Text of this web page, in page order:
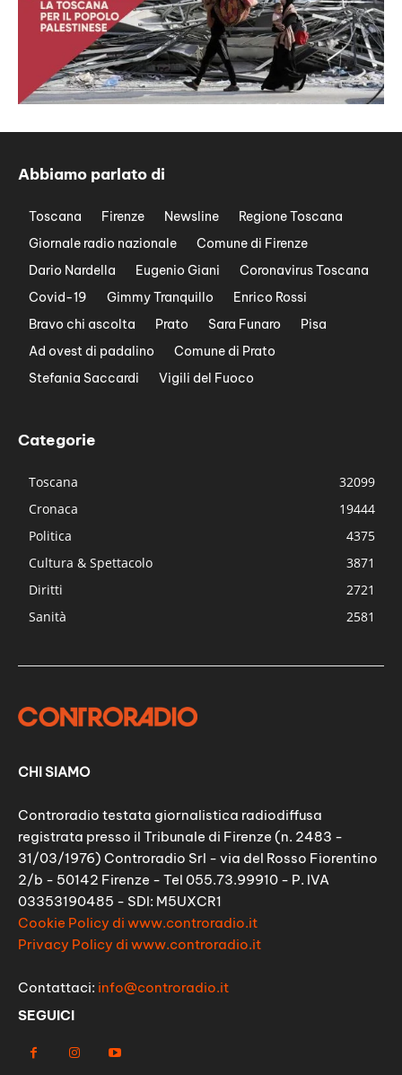
Abbiamo parlato di
Toscana Firenze Newsline
Regione Toscana
Giornale radio nazionale
Comune di Firenze
Dario Nardella
Eugenio Giani
Coronavirus Toscana
Covid-19
Gimmy Tranquillo
Enrico Rossi
Bravo chi ascolta
Prato Sara Funaro
Pisa
Ad ovest di padalino
Comune di Prato
Stefania Saccardi
Vigili del Fuoco
Categorie
Toscana
32099
Cronaca
19444
Politica
4375
Cultura & Spettacolo
3871
Diritti
2721
Sanità
2581
CHI SIAMO
Controradio testata giornalistica radiodiffusa
registrata presso il Tribunale di Firenze (n. 2483 -
31/03/1976) Controradio Srl - via del Rosso Fiorentino
2/b - 50142 Firenze - Tel 055.73.99910 - P. IVA
03353190485 - SDI: M5UXCR1
Cookie Policy di www.controradio.it
Privacy Policy di www.controradio.it
Contattaci: info@controradio.it
SEGUICI